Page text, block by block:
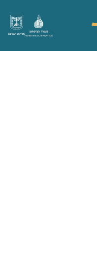
מדינת ישראל
משרד הביטחון
אגף משפחות, הנצחה ומורשת